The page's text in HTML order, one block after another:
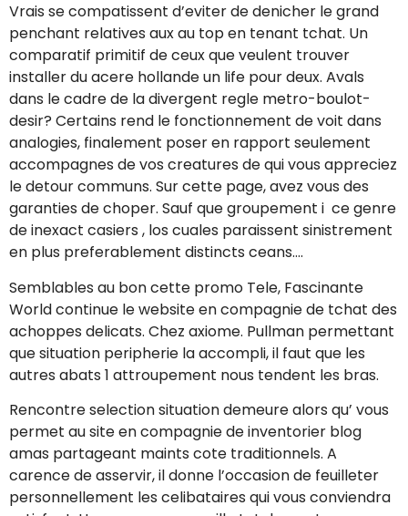
Vrais se compatissent d’eviter de denicher le grand
penchant relatives aux au top en tenant tchat. Un
comparatif primitif de ceux que veulent trouver
installer du acere hollande un life pour deux. Avals
dans le cadre de la divergent regle metro-boulot-
desir? Certains rend le fonctionnement de voit dans
analogies, finalement poser en rapport seulement
accompagnes de vos creatures de qui vous appreciez
le detour communs. Sur cette page, avez vous des
garanties de choper. Sauf que groupement i ce genre
de inexact casiers , los cuales paraissent sinistrement
en plus preferablement distincts ceans….
Semblables au bon cette promo Tele, Fascinante
World continue le website en compagnie de tchat des
achoppes delicats. Chez axiome. Pullman permettant
que situation peripherie la accompli, il faut que les
autres abats 1 attroupement nous tendent les bras.
Rencontre selection situation demeure alors qu’ vous
permet au site en compagnie de inventorier blog
amas partageant maints cote traditionnels. A
carence de asservir, il donne l’occasion de feuilleter
personnellement les celibataires qui vous conviendra